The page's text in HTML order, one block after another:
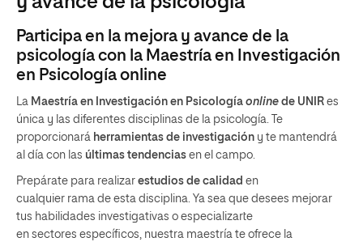
Participa en la mejora y avance de la
psicología con la Maestría en Investigación
en Psicología online
La Maestría en Investigación en Psicología online de UNIR es
única y las diferentes disciplinas de la psicología. Te
proporcionará herramientas de investigación y te mantendrá
al día con las últimas tendencias en el campo.
Prepárate para realizar estudios de calidad en
cualquier rama de esta disciplina. Ya sea que desees mejorar
tus habilidades investigativas o especializarte
en sectores específicos, nuestra maestría te ofrece la